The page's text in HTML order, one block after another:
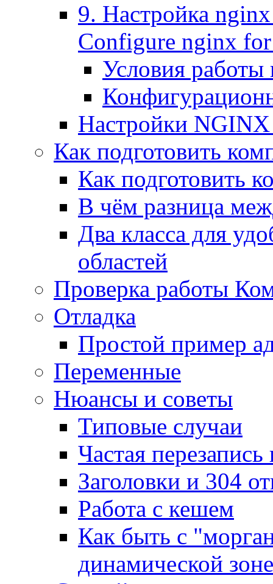
9. Настройка
Configure nginx
Условия работы
Настройки
Как подготовить
Как подготовить
В чём разница
Два класса для
областей
Проверка работы
Отладка
Простой пример
Переменные
Нюансы и советы
Типовые случаи
Частая
Заголовки и 304
Работа с кешем
Как быть с
динамической зоне